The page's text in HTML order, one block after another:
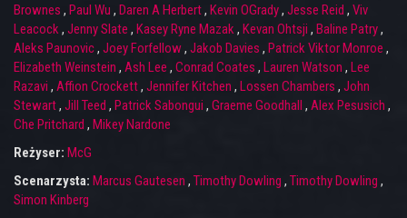
Brownes , Paul Wu , Daren A Herbert, Kevin OGrady, Jesse Reid , Viv
Leacock, Jenny Slate , Kasey Ryne Mazak, Kevan Ohtsji , Baline Patry,
Aleks Paunovic, Joey Forfellow, Jakob Davies , Patrick Viktor Monroe ,
Elizabeth Weinstein , Ash Lee , Conrad Coates , Lauren Watson , Lee
Razavi , Affion Crockett, Jennifer Kitchen , Lossen Chambers , John
Stewart, Jill Teed , Patrick Sabongui , Graeme Goodhall , Alex Pesusich ,
Che Pritchard , Mikey Nardone
Reżyser: McG
Scenarzysta: Marcus Gautesen , Timothy Dowling , Timothy Dowling ,
Simon Kinberg